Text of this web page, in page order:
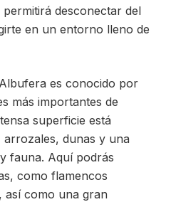
desconectar del
en un entorno lleno de
es conocido por
más importantes de
superficie está
dunas y una
fauna. Aquí podrás
como flamencos
así como una gran